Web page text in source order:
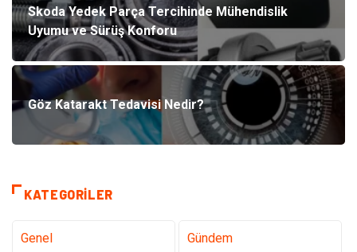
Skoda Yedek Parça Tercihinde Mühendislik
Uyumu ve Sürüş Konforu
Göz Katarakt Tedavisi Nedir?
KATEGORILER
Genel Gündem